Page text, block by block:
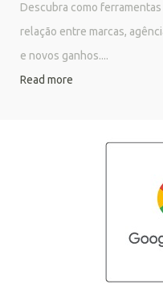
Descubra como
relação entre marcas,
e novos ganhos....
Read more